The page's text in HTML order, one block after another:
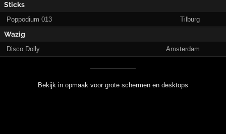
Sticks
Poppodium 013 Tilburg
Wazig
Disco Dolly Amsterdam
Bekijk in opmaak voor grote schermen en desktops